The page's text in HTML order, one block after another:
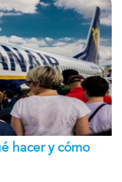
hacer y cómo